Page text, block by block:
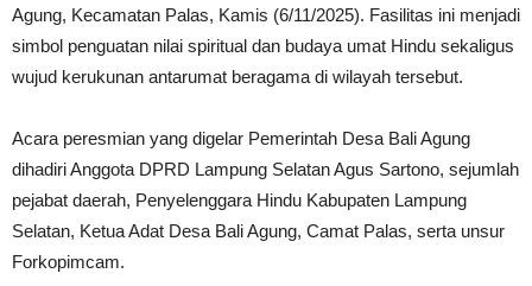
Agung, Kecamatan Palas, Kamis (6/11/2025). Fasilitas ini menjadi
simbol penguatan nilai spiritual dan budaya umat Hindu sekaligus
wujud kerukunan antarumat beragama di wilayah tersebut.
Acara peresmian yang digelar Pemerintah Desa Bali Agung
dihadiri Anggota DPRD Lampung Selatan Agus Sartono, sejumlah
pejabat daerah, Penyelenggara Hindu Kabupaten Lampung
Selatan, Ketua Adat Desa Bali Agung, Camat Palas, serta unsur
Forkopimcam.